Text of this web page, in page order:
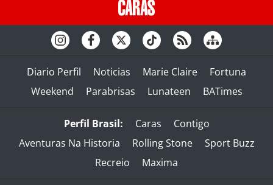
Diario Perfil Noticias Marie Claire
Fortuna
Weekend
Parabrisas Lunateen BATimes
Perfil Brasil: Caras
Contigo
Aventuras Na Historia
Rolling Stone
Sport Buzz
Recreio
Maxima